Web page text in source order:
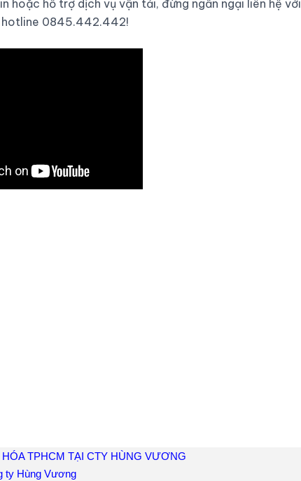
hoặc hỗ trợ dịch vụ vận tải, đừng ngần ngại liên hệ với
hotline 0845.442.442!
TPHCM TẠI CTY HÙNG VƯƠNG
ty Hùng Vương